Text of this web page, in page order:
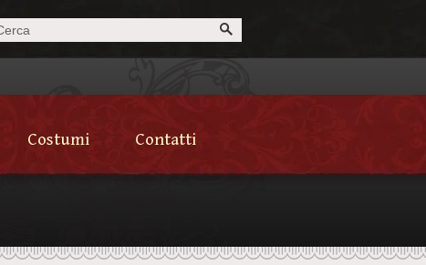
Costumi Contatti